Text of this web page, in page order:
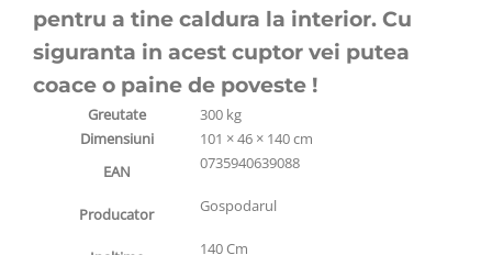
pentru a tine caldura la interior. Cu
siguranta in acest cuptor vei putea
coace o paine de poveste !
Greutate
300 kg
Dimensiuni
101 × 46 × 140 cm
EAN
0735940639088
Producator Gospodarul
140 Cm